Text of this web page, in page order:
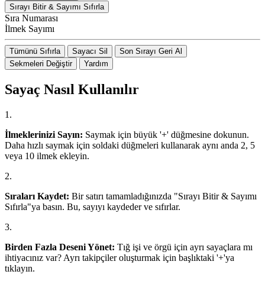
Sırayı Bitir & Sayımı Sıfırla
Sıra Numarası
İlmek Sayımı
Tümünü Sıfırla Sayacı Sil
Son Sırayı Geri Al
Sekmeleri Değiştir
Yardım
Sayaç Nasıl Kullanılır
1.
İlmeklerinizi Sayın: Saymak için büyük '+' düğmesine dokunun.
Daha hızlı saymak için soldaki düğmeleri kullanarak aynı anda 2, 5
veya 10 ilmek ekleyin.
2.
Sıraları Kaydet: Bir satırı tamamladığınızda "Sırayı Bitir & Sayımı
Sıfırla"ya basın. Bu, sayıyı kaydeder ve sıfırlar.
3.
Birden Fazla Deseni Yönet: Tığ işi ve örgü için ayrı sayaçlara mı
ihtiyacınız var? Ayrı takipçiler oluşturmak için başlıktaki '+'ya
tıklayın.